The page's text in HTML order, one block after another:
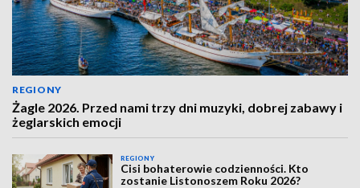
REGIONY
Żagle 2026. Przed nami trzy dni muzyki, dobrej zabawy i
żeglarskich emocji
REGIONY
Cisi bohaterowie codzienności. Kto
zostanie Listonoszem Roku 2026?